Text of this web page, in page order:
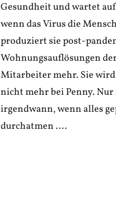
Gesundheit und wartet
wenn das Virus die
produziert sie post-
Wohnungsauflösungen
Mitarbeiter mehr. Sie wird
nicht mehr bei Penny.
irgendwann, wenn alles
durchatmen ….